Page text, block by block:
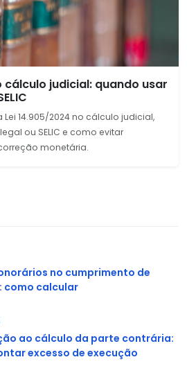
cálculo judicial: quando usar
14.905/2024 no cálculo judicial,
ou SELIC e como evitar
monetária.
no cumprimento de
como calcular
ao cálculo da parte contrária:
excesso de execução